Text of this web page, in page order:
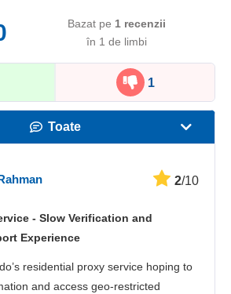
Bazat pe 1 recenzii
în 1 de limbi​
1
Toate
Asistență pentru clienți
2/10
- Slow Verification and
Experience
residential proxy service hoping to
and access geo-restricted